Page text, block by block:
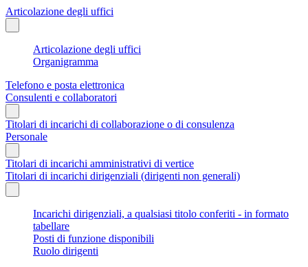
Articolazione degli uffici
Articolazione degli uffici
Organigramma
Telefono e posta elettronica
Consulenti e collaboratori
Titolari di incarichi di collaborazione o di consulenza
Personale
Titolari di incarichi amministrativi di vertice
Titolari di incarichi dirigenziali (dirigenti non generali)
Incarichi dirigenziali, a qualsiasi titolo conferiti - in formato
tabellare
Posti di funzione disponibili
Ruolo dirigenti